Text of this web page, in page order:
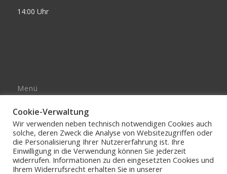
14:00 Uhr
Menü
AGB’s
DATENSCHUTZERKLÄRUNG
Cookie-Verwaltung
Wir verwenden neben technisch notwendigen Cookies auch
solche, deren Zweck die Analyse von Websitezugriffen oder
die Personalisierung Ihrer Nutzererfahrung ist. Ihre
Einwilligung in die Verwendung können Sie jederzeit
widerrufen. Informationen zu den eingesetzten Cookies und
Ihrem Widerrufsrecht erhalten Sie in unserer